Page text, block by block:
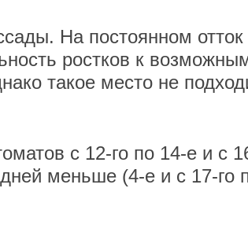
На постоянном отток
ростков к
такое место не
с 12-го по 14-е и с
меньше (4-е и с 17-го